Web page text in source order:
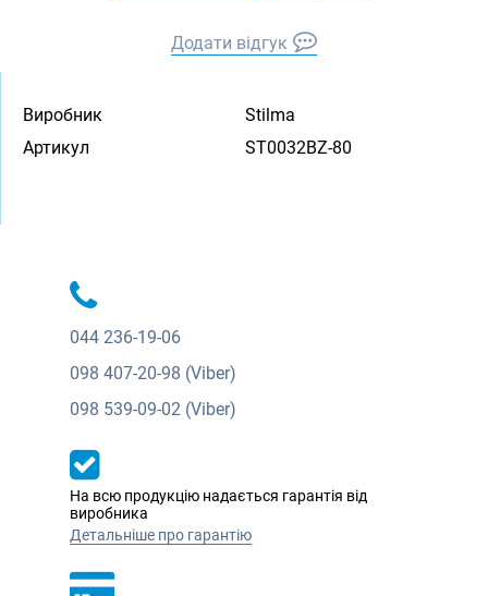
Додати відгук
Виробник
Stilma
Артикул
ST0032BZ-80
044 236-19-06
098 407-20-98 (Viber)
098 539-09-02 (Viber)
На всю продукцію надається гарантія від
виробника
Детальніше про гарантію